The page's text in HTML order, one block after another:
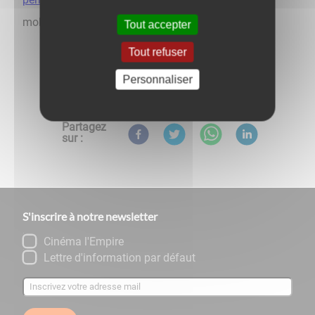
mobilité)
Retour aux évènements
Partagez
sur :
S'inscrire à notre newsletter
Cinéma l'Empire
Lettre d'information par défaut
Tout accepter
Tout refuser
Personnaliser